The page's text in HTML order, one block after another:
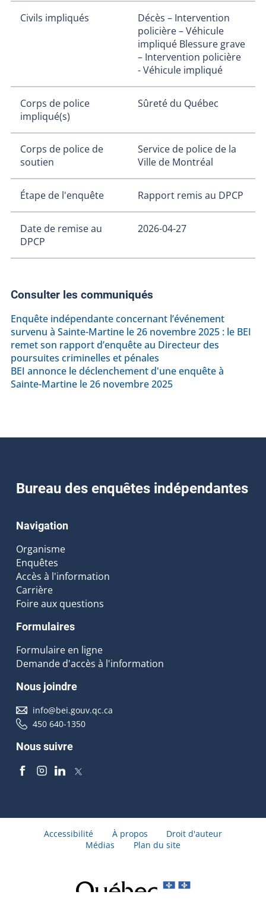
Civils impliqués
Décès – Intervention
policière – Véhicule
impliqué Blessure grave
– Intervention policière
- Véhicule impliqué
Corps de police
impliqué(s)
Sûreté du Québec
Corps de police de
soutien
Service de police de la
Ville de Montréal
Étape de l'enquête Rapport remis au DPCP
Date de remise au
DPCP
2026-04-27
Consulter les communiqués
Enquête indépendante concernant l’événement
survenu à Sainte-Martine le 26 novembre 2025 : le BEI
remet son rapport d’enquête au Directeur des
poursuites criminelles et pénales
BEI annonce le déclenchement d'une enquête à
Sainte-Martine le 26 novembre 2025
Bureau des enquêtes indépendantes
Navigation
Organisme
Enquêtes
Accès à l'information
Carrière
Foire aux questions
Formulaires
Formulaire en ligne
Demande d'accès à l'information
Nous joindre
info@bei.gouv.qc.ca
450 640-1350
Nous suivre
Accessibilité À propos
Droit d'auteur
Médias
Plan du site